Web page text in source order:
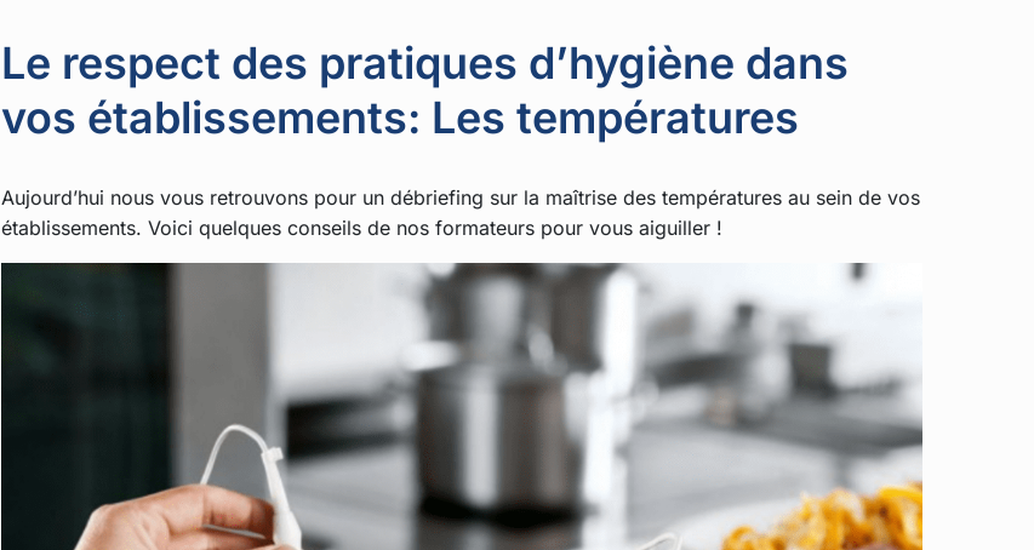
Le respect des pratiques d’hygiène dans
vos établissements: Les températures
Aujourd’hui nous vous retrouvons pour un débriefing sur la maîtrise des températures au sein de vos
établissements. Voici quelques conseils de nos formateurs pour vous aiguiller !